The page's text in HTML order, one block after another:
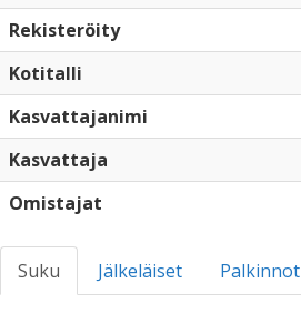
Rekisteröity
Kotitalli
Kasvattajanimi
Kasvattaja
Omistajat
Suku Jälkeläiset Palkinnot